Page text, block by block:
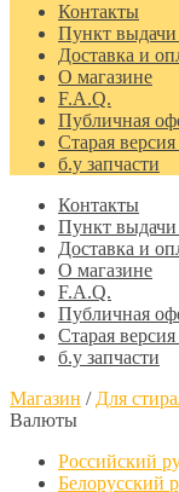
Контакты
Пункт выдачи
Доставка и
О магазине
F.A.Q.
Публичная
Старая версия
б.у запчасти
Контакты
Пункт выдачи
Доставка и
О магазине
F.A.Q.
Публичная
Старая версия
б.у запчасти
Магазин / Для
Валюты
Российский
Белорусский